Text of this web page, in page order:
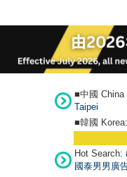
■中國 China
Taipei
■韓國 Korea:
Hot Search:
國泰男男廣